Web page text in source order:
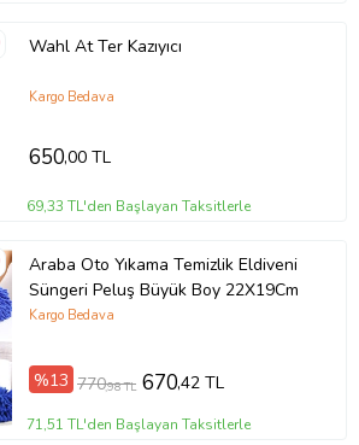
Wahl At Ter Kazıyıcı
Kargo Bedava
650,00 TL
69,33 TL'den Başlayan Taksitlerle
Araba Oto Yıkama Temizlik Eldiveni
Süngeri Peluş Büyük Boy 22X19Cm
Kargo Bedava
%13 770,98 TL 670,42 TL
71,51 TL'den Başlayan Taksitlerle